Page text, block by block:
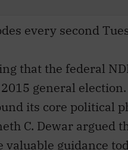
every second
that the federal
general
its core political
C. Dewar argued
valuable guidance